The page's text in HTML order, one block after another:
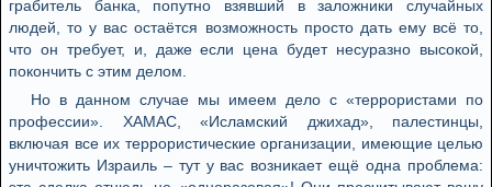
грабитель банка, попутно взявший в заложники случайных
людей, то у вас остаётся возможность просто дать ему всё то,
что он требует, и, даже если цена будет несуразно высокой,
покончить с этим делом.
Но в данном случае мы имеем дело с «террористами по
профессии». ХАМАС, «Исламский джихад», палестинцы,
включая все их террористические организации, имеющие целью
уничтожить Израиль – тут у вас возникает ещё одна проблема: